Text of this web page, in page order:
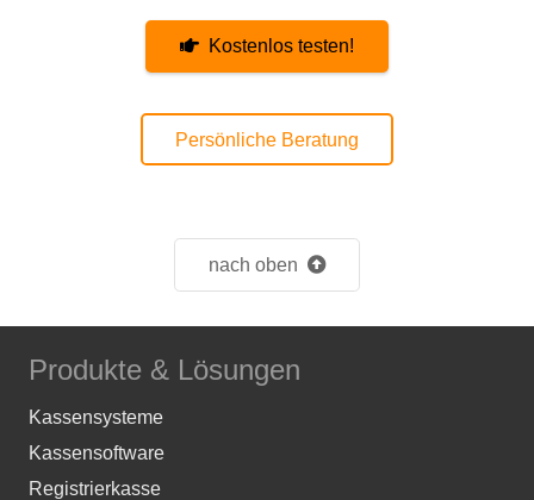
Kostenlos testen!
Persönliche Beratung
nach oben
Produkte & Lösungen
Kassensysteme
Kassensoftware
Registrierkasse